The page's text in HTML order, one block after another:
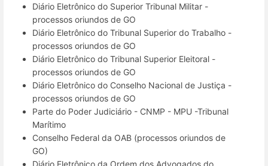
Diário Eletrônico do Superior Tribunal Militar -
processos oriundos de GO
Diário Eletrônico do Tribunal Superior do Trabalho -
processos oriundos de GO
Diário Eletrônico do Tribunal Superior Eleitoral -
processos oriundos de GO
Diário Eletrônico do Conselho Nacional de Justiça -
processos oriundos de GO
Parte do Poder Judiciário - CNMP - MPU -Tribunal
Marítimo
Conselho Federal da OAB (processos oriundos de
GO)
Diário Eletrônico da Ordem dos Advogados do